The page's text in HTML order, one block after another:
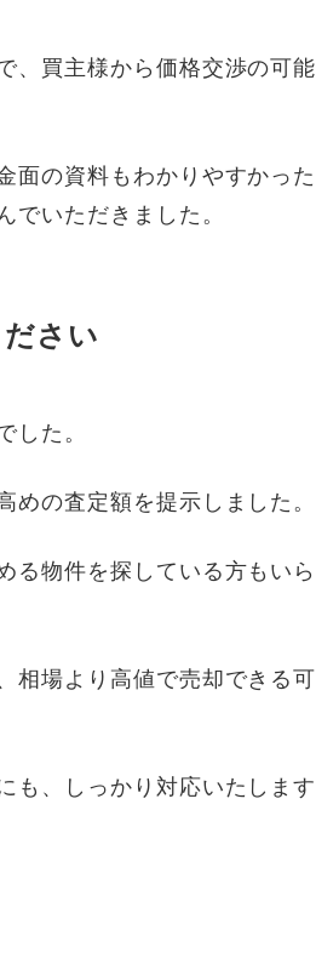
、買主様から価格交渉の可能
面の資料もわかりやすかった
でいただきました。
さい
した。
の査定額を提示しました。
る物件を探している方もいら
相場より高値で売却できる可
も、しっかり対応いたします